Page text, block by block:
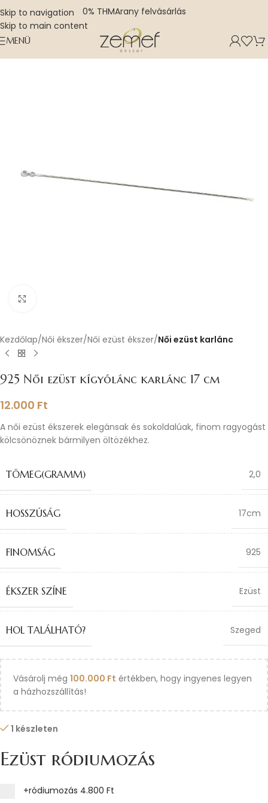
Skip to navigation
Skip to main content
0% THMArany felvásárlás
MENÜ
Kezdőlap Női ékszer Női ezüst ékszer Női ezüst karlánc
925 Női ezüst kígyólánc karlánc 17 cm
12.000 Ft
A női ezüst ékszerek elegánsak és sokoldalúak, finom ragyogást
kölcsönöznek bármilyen öltözékhez.
TÖMEG(GRAMM) 2,0
HOSSZÚSÁG 17cm
FINOMSÁG 925
ÉKSZER SZÍNE Ezüst
HOL TALÁLHATÓ? Szeged
Vásárolj még 100.000 Ft értékben, hogy ingyenes legyen
a házhozszállítás!
1 készleten
Ezüst ródiumozás
+ródiumozás 4.800 Ft